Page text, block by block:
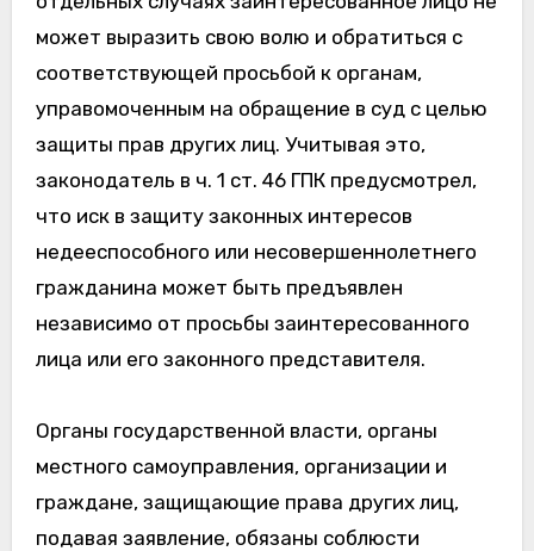
может выразить свою волю и обратиться с
соответствующей просьбой к органам,
управомоченным на обращение в суд с целью
защиты прав других лиц. Учитывая это,
законодатель в ч. 1 ст. 46 ГПК предусмотрел,
что иск в защиту законных интересов
недееспособного или несовершеннолетнего
гражданина может быть предъявлен
независимо от просьбы заинтересованного
лица или его законного представителя.
Органы государственной власти, органы
местного самоуправления, организации и
граждане, защищающие права других лиц,
подавая заявление, обязаны соблюсти